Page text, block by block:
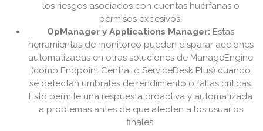
los riesgos asociados con cuentas huérfanas o
permisos excesivos.
OpManager y Applications Manager: Estas
herramientas de monitoreo pueden disparar acciones
automatizadas en otras soluciones de ManageEngine
(como Endpoint Central o ServiceDesk Plus) cuando
se detectan umbrales de rendimiento o fallas críticas.
Esto permite una respuesta proactiva y automatizada
a problemas antes de que afecten a los usuarios
finales.